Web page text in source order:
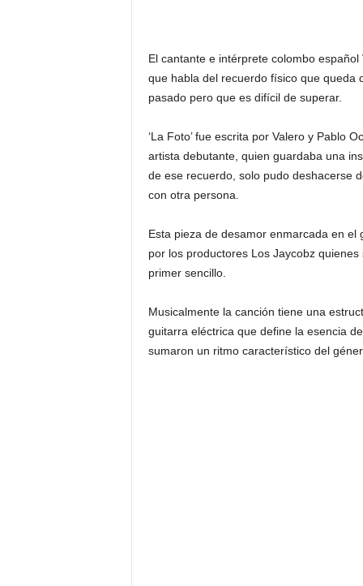
El cantante e intérprete colombo español
que habla del recuerdo físico que queda
pasado pero que es difícil de superar.
‘La Foto’ fue escrita por Valero y Pablo
artista debutante, quien guardaba una
de ese recuerdo, solo pudo deshacerse
con otra persona.
Esta pieza de desamor enmarcada en
por los productores Los Jaycobz
primer sencillo.
Musicalmente la canción tiene una
guitarra eléctrica que define la esencia
sumaron un ritmo característico del